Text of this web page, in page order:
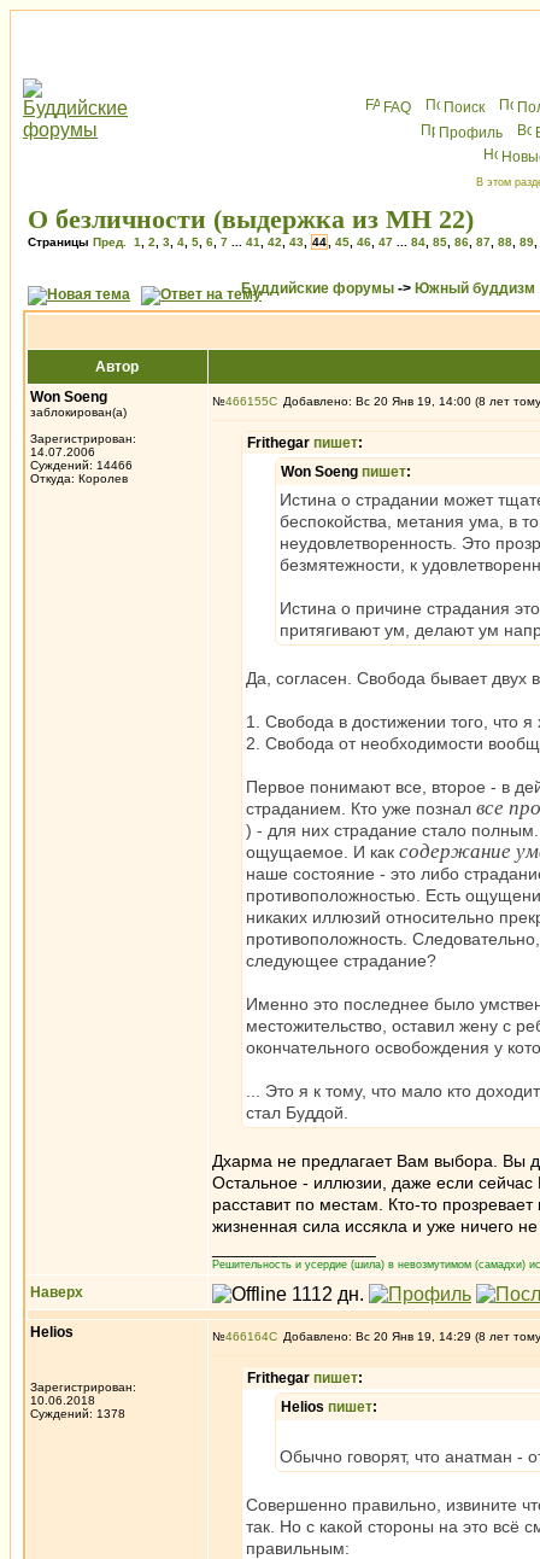
FAQ Поиск
Профиль
В этом
О безличности (выдержка из МН 22)
Страницы Пред. 1 2 3 4 5 6 7 41 42 43 44 45 46 47 84 85 86 87 88 89
Буддийские форумы -> Южный буддизм
Автор
Won Soeng
заблокирован(а)
Зарегистрирован:
14.07.2006
Суждений: 14466
Откуда: Королев
№466155 Добавлено: Вс 20 Янв 19, 14:00 (8 лет
Frithegar пишет:
Won Soeng пишет:
Истина о страдании может
беспокойства, метания ума, в
неудовлетворенность. Это
безмятежности, к
Истина о причине страдания
притягивают ум, делают ум
Да, согласен. Свобода бывает двух
1. Свобода в достижении того, что я
2. Свобода от необходимости
Первое понимают все, второе - в
страданием. Кто уже познал все
) - для них страдание стало
ощущаемое. И как содержание
наше состояние - это либо
противоположностью. Есть
никаких иллюзий относительно
противоположность.
следующее страдание?
Именно это последнее было
местожительство, оставил жену с
окончательного освобождения у
... Это я к тому, что мало кто
стал Буддой.
Дхарма не предлагает Вам выбора. Вы
Остальное - иллюзии, даже если
расставит по местам. Кто-то
жизненная сила иссякла и уже ничего
Решительность и усердие (шила) в невозмутимом (самадхи)
Наверх
Helios
Зарегистрирован:
10.06.2018
Суждений: 1378
№466164 Добавлено: Вс 20 Янв 19, 14:29 (8 лет
Frithegar пишет:
Helios пишет:
Обычно говорят, что анатман -
Совершенно правильно, извините
так. Но с какой стороны на это всё
правильным: